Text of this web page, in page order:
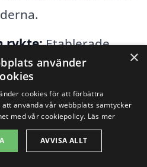
rykte:Etablerade
rykte kan ofta
tjänster.
bedömning av
×
använder
cookies för att förbättra
använda vår webbplats samtycker
med vår cookiepolicy. Läs mer
AVVISA ALLT